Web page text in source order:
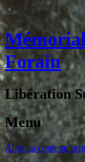
Forain
Libération
Menu
Aller au contenu